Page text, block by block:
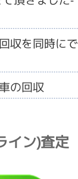
収を同時にで
の回収
イン)査定